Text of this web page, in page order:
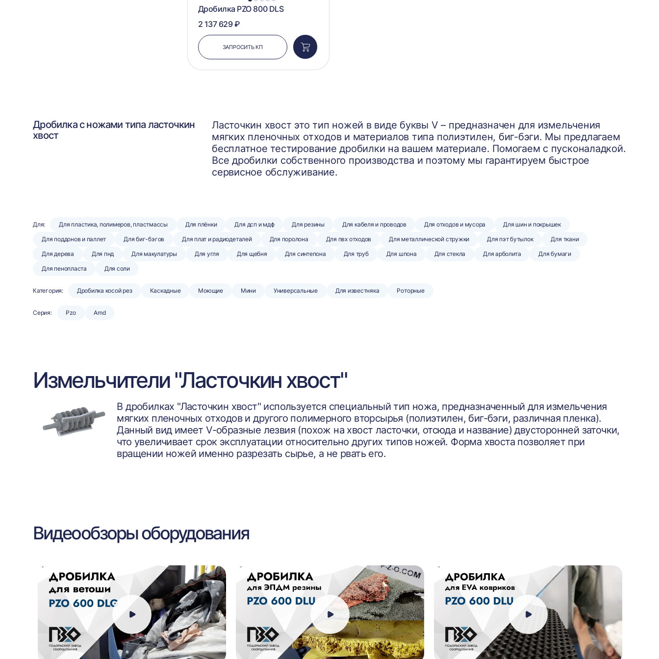
Дробилка PZO 800 DLS
2 137 629 ₽
ЗАПРОСИТЬ КП
Добавить
в
корзину
Дробилка с ножами типа ласточкин
хвост
Ласточкин хвост это тип ножей в виде буквы V – предназначен для измельчения
мягких пленочных отходов и материалов типа полиэтилен, биг-бэги. Мы предлагаем
бесплатное тестирование дробилки на вашем материале. Помогаем с пусконаладкой.
Все дробилки собственного производства и поэтому мы гарантируем быстрое
сервисное обслуживание.
Для: Для пластика, полимеров, пластмассы Для плёнки Для дсп и мдф Для резины Для кабеля и проводов Для отходов и мусора
Для шин и покрышек
Для поддонов и паллет
Для биг-бэгов Для плат и радиодеталей Для поролона Для пвх отходов Для металлической стружки Для пэт бутылок
Для ткани
Для дерева
Для пнд Для макулатуры Для угля Для щебня Для синтепона Для труб Для шпона Для стекла Для арболита
Для бумаги
Для пенопласта
Для соли
Категория: Дробилка косой рез Каскадные Моющие Мини Универсальные Для известняка Роторные
Серия: Pzo Amd
Измельчители "Ласточкин хвост"
В дробилках "Ласточкин хвост" используется специальный тип ножа, предназначенный для измельчения
мягких пленочных отходов и другого полимерного вторсырья (полиэтилен, биг-бэги, различная пленка).
Данный вид имеет V-образные лезвия (похож на хвост ласточки, отсюда и название) двусторонней заточки,
что увеличивает срок эксплуатации относительно других типов ножей. Форма хвоста позволяет при
вращении ножей именно разрезать сырье, а не рвать его.
Видеообзоры оборудования